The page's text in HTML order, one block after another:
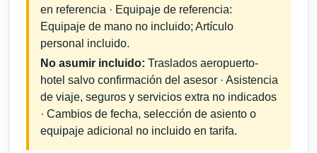
en referencia · Equipaje de referencia:
Equipaje de mano no incluido; Artículo
personal incluido.
No asumir incluido: Traslados aeropuerto-
hotel salvo confirmación del asesor · Asistencia
de viaje, seguros y servicios extra no indicados
· Cambios de fecha, selección de asiento o
equipaje adicional no incluido en tarifa.